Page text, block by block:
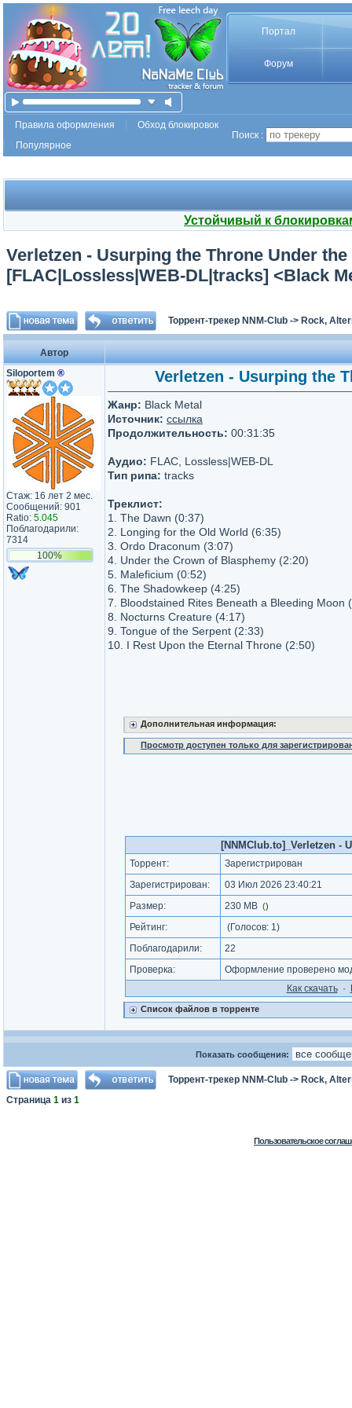
Портал
Форум
Правила оформления
Обход блокировок
Популярное
Поиск :
Устойчивый к
Verletzen - Usurping the Throne Under
[FLAC|Lossless|WEB-DL|tracks] <Black
Торрент-трекер NNM-Club -> Rock,
Автор
Siloportem ®
Стаж: 16 лет 2 мес.
Сообщений: 901
Ratio: 5.045
Поблагодарили:
7314
100%
Verletzen - Usurping the
Жанр: Black Metal
Источник: ссылка
Продолжительность: 00:31:35
Аудио: FLAC, Lossless|WEB-DL
Тип рипа: tracks
Треклист:
1. The Dawn (0:37)
2. Longing for the Old World (6:35)
3. Ordo Draconum (3:07)
4. Under the Crown of Blasphemy (2:20)
5. Maleficium (0:52)
6. The Shadowkeep (4:25)
7. Bloodstained Rites Beneath a Bleeding Moon
8. Nocturns Creature (4:17)
9. Tongue of the Serpent (2:33)
10. I Rest Upon the Eternal Throne (2:50)
Дополнительная информация:
Просмотр доступен только для
[NNMClub.to]_Verletzen -
Торрент:
Зарегистрирован
Зарегистрирован:
03 Июл 2026 23:40:21
Размер:
230 MB ()
Рейтинг: (Голосов: 1)
Поблагодарили:
22
Проверка:
Оформление проверено
Как cкачать·
Список файлов в торренте
Показать сообщения:
Торрент-трекер NNM-Club -> Rock,
Страница 1 из 1
Пользовательское